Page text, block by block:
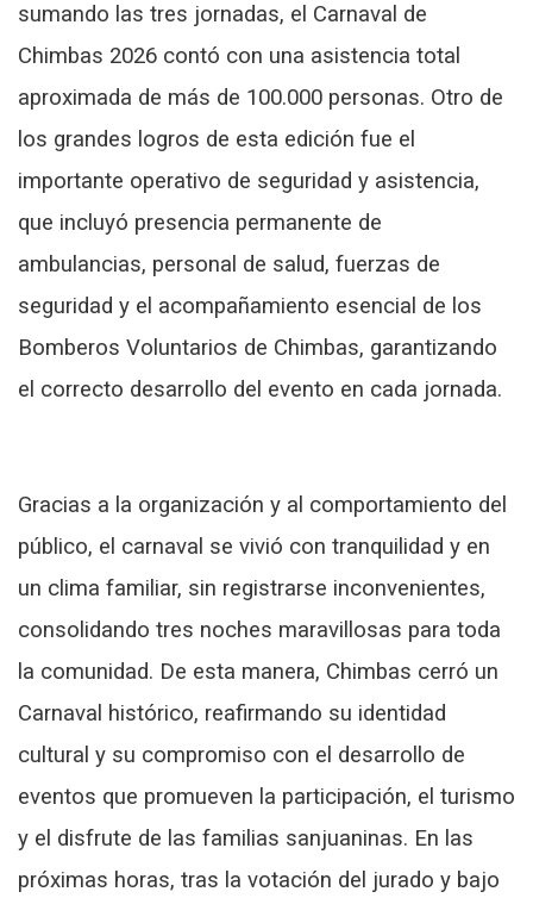
sumando las tres jornadas, el Carnaval de
Chimbas 2026 contó con una asistencia total
aproximada de más de 100.000 personas. Otro de
los grandes logros de esta edición fue el
importante operativo de seguridad y asistencia,
que incluyó presencia permanente de
ambulancias, personal de salud, fuerzas de
seguridad y el acompañamiento esencial de los
Bomberos Voluntarios de Chimbas, garantizando
el correcto desarrollo del evento en cada jornada.
Gracias a la organización y al comportamiento del
público, el carnaval se vivió con tranquilidad y en
un clima familiar, sin registrarse inconvenientes,
consolidando tres noches maravillosas para toda
la comunidad. De esta manera, Chimbas cerró un
Carnaval histórico, reafirmando su identidad
cultural y su compromiso con el desarrollo de
eventos que promueven la participación, el turismo
y el disfrute de las familias sanjuaninas. En las
próximas horas, tras la votación del jurado y bajo